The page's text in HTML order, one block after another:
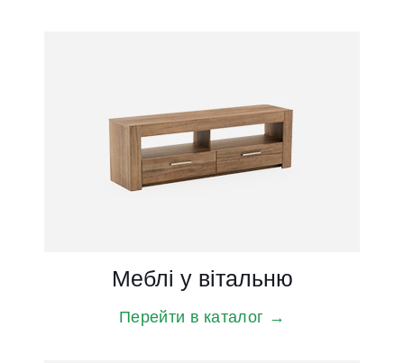
Перейти в каталог →Меблі у вітальню
Перейти в каталог →